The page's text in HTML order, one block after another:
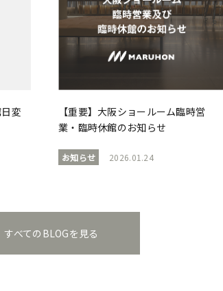
変
【重要】大阪ショールーム臨時営
業・臨時休館のお知らせ
お知らせ 2026.01.24
すべてのBLOGを見る